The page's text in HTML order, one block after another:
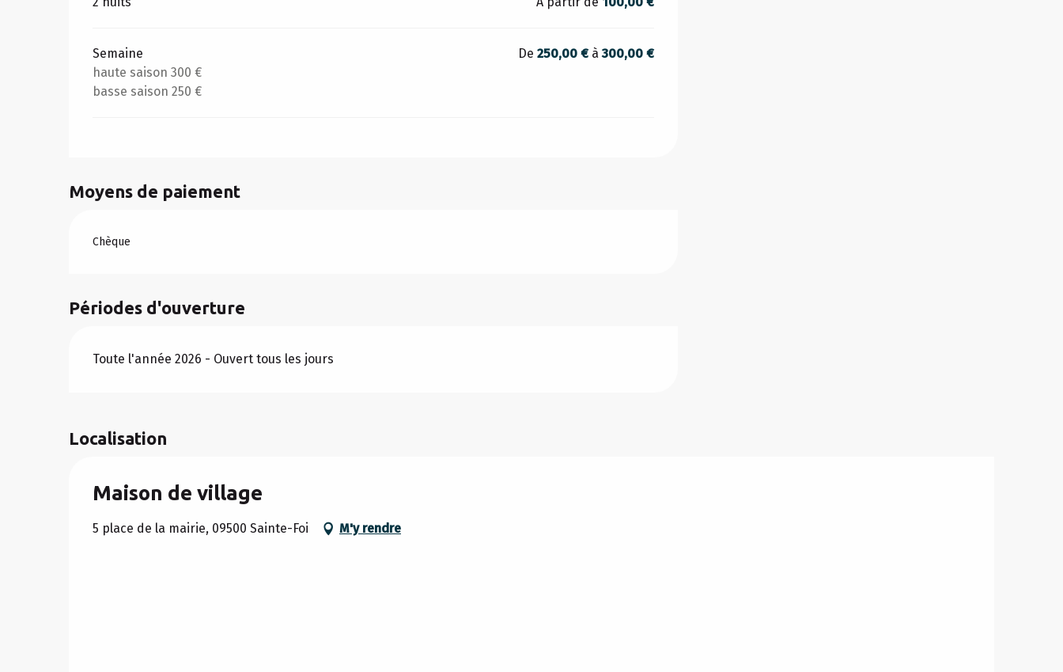
Semaine
haute saison 300 €
basse saison 250 €
De250,00 €à300,00 €
Moyens de paiement
Chèque
Périodes d'ouverture
Toute l'année 2026 - Ouvert tous les jours
Localisation
Maison de village
5 place de la mairie, 09500 Sainte-Foi M'y rendre